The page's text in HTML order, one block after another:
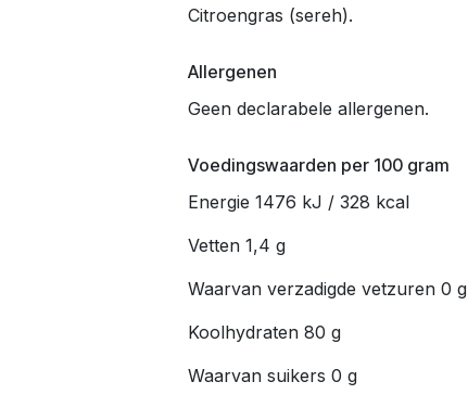
Citroengras (sereh).
Allergenen
Geen declarabele allergenen.
Voedingswaarden per 100 gram
Energie 1476 kJ / 328 kcal
Vetten 1,4 g
Waarvan verzadigde vetzuren 0 g
Koolhydraten 80 g
Waarvan suikers 0 g